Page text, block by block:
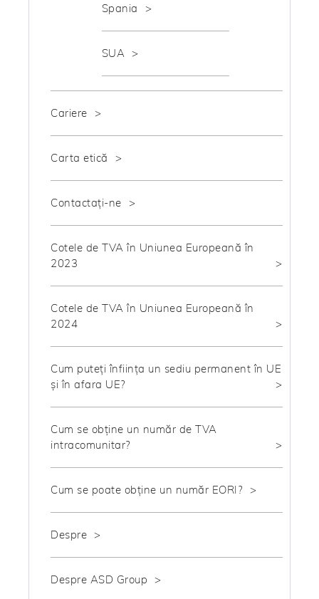
Spania
SUA
Cariere
Carta etică
Contactați-ne
Cotele de TVA în Uniunea Europeană în
2023
Cotele de TVA în Uniunea Europeană în
2024
Cum puteți înființa un sediu permanent în UE
și în afara UE?
Cum se obține un număr de TVA
intracomunitar?
Cum se poate obține un număr EORI?
Despre
Despre ASD Group